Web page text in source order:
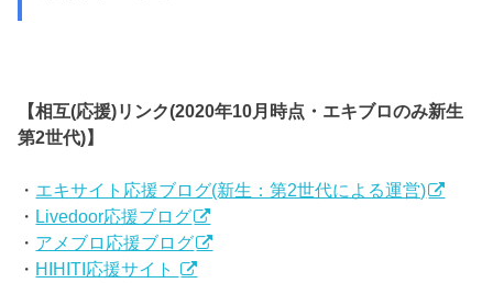
【相互(応援)リンク(2020年10月時点・エキブロのみ新生
第2世代)】
・ エキサイト応援ブログ(新生：第2世代による運営)
・ Livedoor応援ブログ
・ アメブロ応援ブログ
・ HIHITI応援サイト